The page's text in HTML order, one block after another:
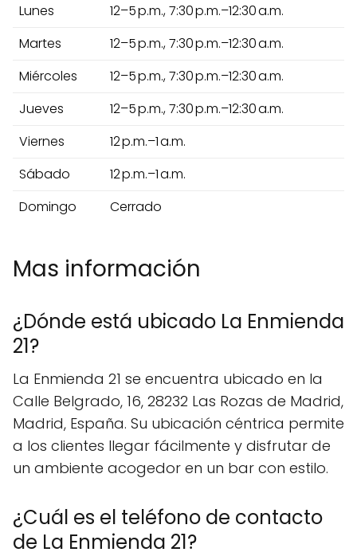
Lunes
12–5 p.m., 7:30 p.m.–12:30 a.m.
Martes
12–5 p.m., 7:30 p.m.–12:30 a.m.
Miércoles
12–5 p.m., 7:30 p.m.–12:30 a.m.
Jueves
12–5 p.m., 7:30 p.m.–12:30 a.m.
Viernes
12 p.m.–1 a.m.
Sábado
12 p.m.–1 a.m.
Domingo
Cerrado
Mas información
¿Dónde está ubicado La Enmienda
21?
La Enmienda 21 se encuentra ubicado en la
Calle Belgrado, 16, 28232 Las Rozas de Madrid,
Madrid, España. Su ubicación céntrica permite
a los clientes llegar fácilmente y disfrutar de
un ambiente acogedor en un bar con estilo.
¿Cuál es el teléfono de contacto
de La Enmienda 21?